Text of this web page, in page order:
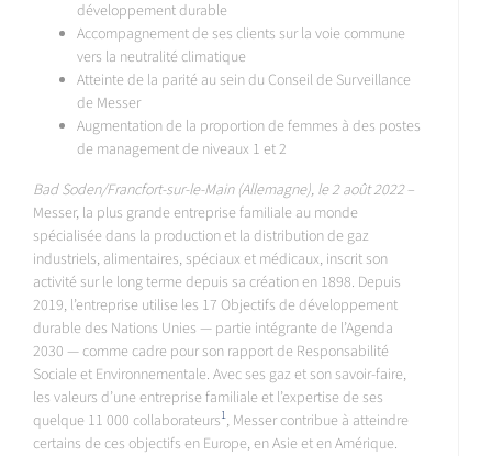
développement durable
Accompagnement de ses clients sur la voie commune
vers la neutralité climatique
Atteinte de la parité au sein du Conseil de Surveillance
de Messer
Augmentation de la proportion de femmes à des postes
de management de niveaux 1 et 2
Bad Soden/Francfort-sur-le-Main (Allemagne), le 2 août 2022–
Messer, la plus grande entreprise familiale au monde
spécialisée dans la production et la distribution de gaz
industriels, alimentaires, spéciaux et médicaux, inscrit son
activité sur le long terme depuis sa création en 1898. Depuis
2019, l’entreprise utilise les 17 Objectifs de développement
durable des Nations Unies — partie intégrante de l’Agenda
2030 — comme cadre pour son rapport de Responsabilité
Sociale et Environnementale. Avec ses gaz et son savoir-faire,
les valeurs d’une entreprise familiale et l’expertise de ses
quelque 11 000 collaborateurs1, Messer contribue à atteindre
certains de ces objectifs en Europe, en Asie et en Amérique.